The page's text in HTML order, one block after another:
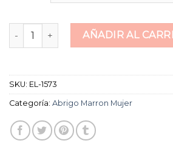
abrigo marron mujer cantidad
AÑADIR AL
SKU: EL-1573
Categoría: Abrigo Marron Mujer